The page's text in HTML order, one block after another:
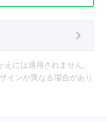
には適用されません。
インが異なる場合があり